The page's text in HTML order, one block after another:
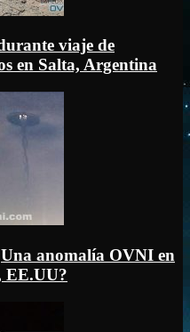
viaje de
en Salta, Argentina
anomalía OVNI en
EE.UU?